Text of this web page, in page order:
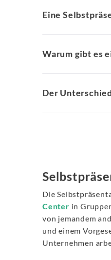
Eine
Warum gibt es
Der
Die
Center in
von jemandem
und einem
Unternehmen